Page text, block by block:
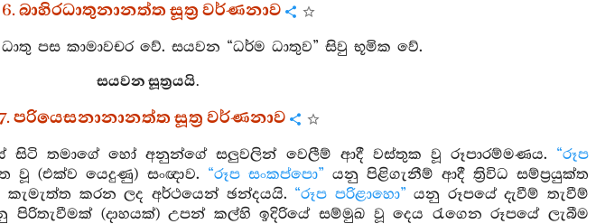
6. බාහිරධාතුනානත්ත සූත්‍ර වර්ණනාව
පස කාමාවචර වේ. සයවන “ධර්ම ධාතුව” සිවු භූමික වේ.
සයවන සූත්‍රයයි.
පරියෙසනානානත්ත සූත්‍ර වර්ණනාව
සිටි තමාගේ හෝ අනුන්ගේ සලුවලින් වෙලීම් ආදී වස්තුක වූ රූපාරම්මණය. “රූප
වූ (එක්ව යෙදුණු) සංඥාව. “රූප සංකප්පො” යනු පිළිගැනීම් ආදී ත්‍රිවිධ සම්ප්‍රයුක්ත
කරන ලද අර්ථයෙන් ඡන්දයයි. “රූප පරිළාහො” යනු රූපයේ දැවීම් තැවීම්
පිරිතැවීමක් (දාහයක්) උපන් කල්හි ඉදිරියේ සම්මුඛ වූ දෙය රැගෙන රූපයේ ලැබීම